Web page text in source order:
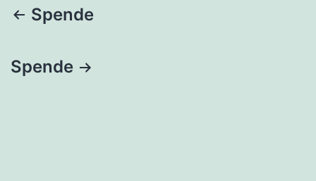
Beitragsnavigation
Spende
Spende